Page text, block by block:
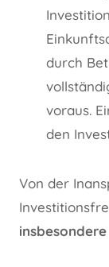
durch
voraus.
den
Von der
insbesondere